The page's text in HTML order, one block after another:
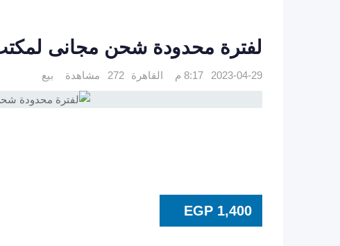
لفترة محدودة شحن مجانى
2023-04-29 8:17 م القاهرة 272 مشاهدة بيع
EGP 1,400